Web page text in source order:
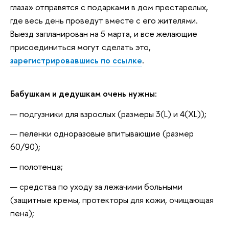
глаза» отправятся с подарками в дом престарелых,
где весь день проведут вместе с его жителями.
Выезд запланирован на 5 марта, и все желающие
присоединиться могут сделать это,
зарегистрировавшись по ссылке.
Бабушкам и дедушкам очень нужны:
подгузники для взрослых (размеры 3(L) и 4(XL));
пеленки одноразовые впитывающие (размер
60/90);
полотенца;
средства по уходу за лежачими больными
(защитные кремы, протекторы для кожи, очищающая
пена);